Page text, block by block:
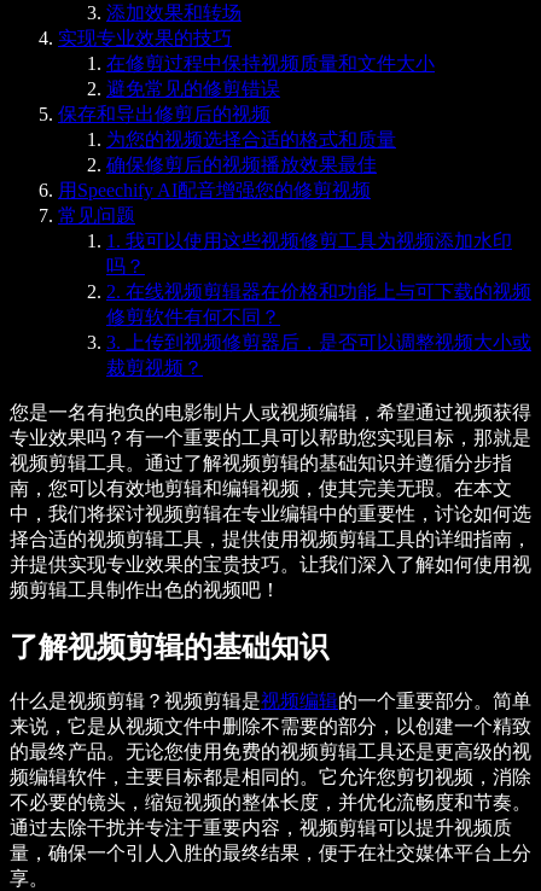
添加效果和转场
实现专业效果的技巧
在修剪过程中保持视频质量和文件大小
避免常见的修剪错误
保存和导出修剪后的视频
为您的视频选择合适的格式和质量
确保修剪后的视频播放效果最佳
用Speechify AI配音增强您的修剪视频
常见问题
1. 我可以使用这些视频修剪工具为视频添加水印
吗？
2. 在线视频剪辑器在价格和功能上与可下载的视频
修剪软件有何不同？
3. 上传到视频修剪器后，是否可以调整视频大小或
裁剪视频？
您是一名有抱负的电影制片人或视频编辑，希望通过视频获得
专业效果吗？有一个重要的工具可以帮助您实现目标，那就是
视频剪辑工具。通过了解视频剪辑的基础知识并遵循分步指
南，您可以有效地剪辑和编辑视频，使其完美无瑕。在本文
中，我们将探讨视频剪辑在专业编辑中的重要性，讨论如何选
择合适的视频剪辑工具，提供使用视频剪辑工具的详细指南，
并提供实现专业效果的宝贵技巧。让我们深入了解如何使用视
频剪辑工具制作出色的视频吧！
了解视频剪辑的基础知识
什么是视频剪辑？视频剪辑是视频编辑的一个重要部分。简单
来说，它是从视频文件中删除不需要的部分，以创建一个精致
的最终产品。无论您使用免费的视频剪辑工具还是更高级的视
频编辑软件，主要目标都是相同的。它允许您剪切视频，消除
不必要的镜头，缩短视频的整体长度，并优化流畅度和节奏。
通过去除干扰并专注于重要内容，视频剪辑可以提升视频质
量，确保一个引人入胜的最终结果，便于在社交媒体平台上分
享。